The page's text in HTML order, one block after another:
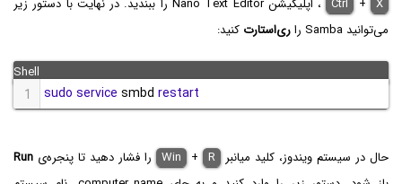
Ctrl
+ X
، اپلیکیشن Nano Text Editor را ببندید. در نهایت با دستور زیر
می‌توانید Samba‌ را
ری‌استارت کنید:
1 sudo service smbd restart
حال در سیستم ویندوز، کلید میانبر Win + R را فشار دهید تا پنجره‌ی Run